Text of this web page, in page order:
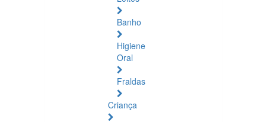
Banho
Higiene
Oral
Fraldas
Criança